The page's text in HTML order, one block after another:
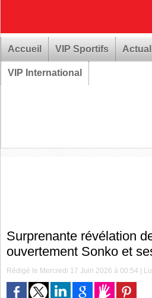
Accueil VIP Sportifs
VIP International
Surprenante révélation
ouvertement Sonko et
Rédigé le Mercredi 17 Juin 2026 à 00:54 |